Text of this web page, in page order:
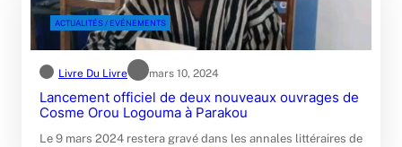
ACTUALITÉS / EVÉNEMENTS
Livre Du Livre mars 10, 2024
Lancement officiel de deux nouveaux ouvrages de
Cosme Orou Logouma à Parakou
Le 9 mars 2024 restera gravé dans les annales littéraires de